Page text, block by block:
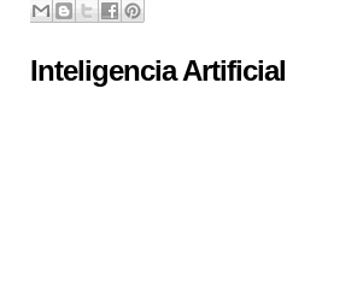
Inteligencia Artificial